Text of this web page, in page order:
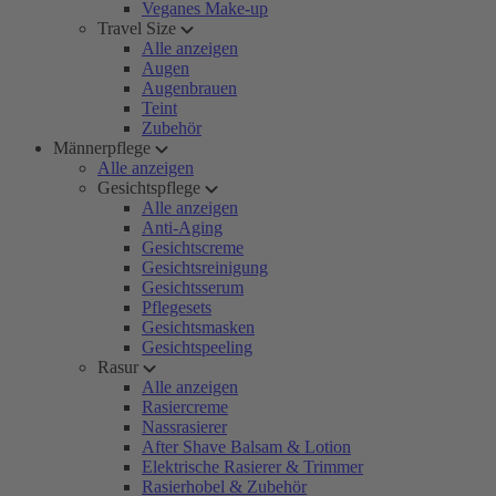
Veganes Make-up
Travel Size
Alle anzeigen
Augen
Augenbrauen
Teint
Zubehör
Männerpflege
Alle anzeigen
Gesichtspflege
Alle anzeigen
Anti-Aging
Gesichtscreme
Gesichtsreinigung
Gesichtsserum
Pflegesets
Gesichtsmasken
Gesichtspeeling
Rasur
Alle anzeigen
Rasiercreme
Nassrasierer
After Shave Balsam & Lotion
Elektrische Rasierer & Trimmer
Rasierhobel & Zubehör